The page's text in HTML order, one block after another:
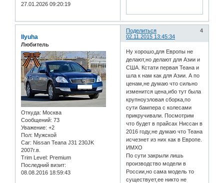
27.01.2026 09:20:19
Поделиться
4
02.11.2015 13:45:34
Ilyuha
Любитель
Откуда: Москва
Сообщений: 73
Уважение: +2
Пол: Мужской
Car: Nissan Teana J31 230JK
2007г.в.
Trim Level: Premium
Последний визит:
08.08.2016 18:59:43
Ну хорошо,для Европы не
делают,но делают для Азии и
США. Кстати первая Теана и
шла к нам как для Азии. А по
ценам,не думаю что сильно
изменится цена,ибо тут была
крупноузловая сборка,по
сути бампера с колесами
прикручивали. Посмотрим
что будет в прайсах Ниссан в
2016 году,не думаю что Теана
исчезнет из них как в Европе.
ИМХО
По сути закрыли лишь
производство модели в
России,но сама модель то
существует,ее никто не